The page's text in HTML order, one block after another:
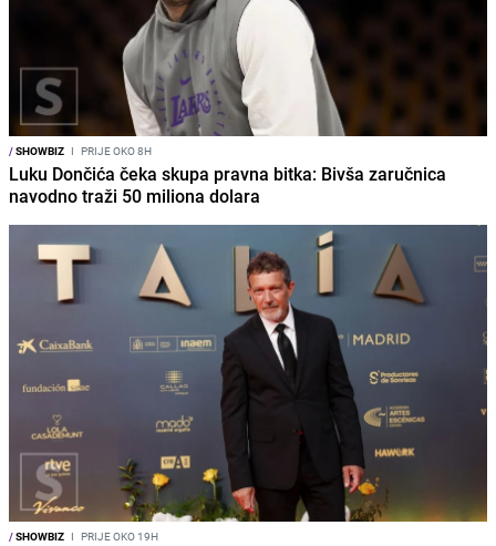
/SHOWBIZ I PRIJE OKO 8H
Luku Dončića čeka skupa pravna bitka: Bivša zaručnica
navodno traži 50 miliona dolara
/SHOWBIZ I PRIJE OKO 19H